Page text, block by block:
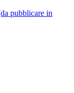
pubblicare in